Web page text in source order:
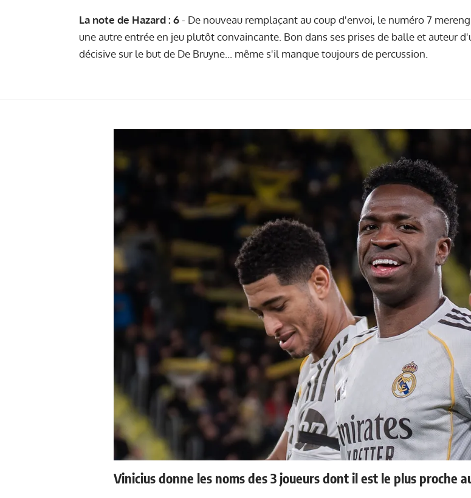
La note de Hazard : 6- De nouveau remplaçant au coup d'envoi, le numéro 7
une autre entrée en jeu plutôt convaincante. Bon dans ses prises de balle et auteur
décisive sur le but de De Bruyne... même s'il manque toujours de percussion.
Vinicius donne les noms des 3 joueurs dont il est le plus proche